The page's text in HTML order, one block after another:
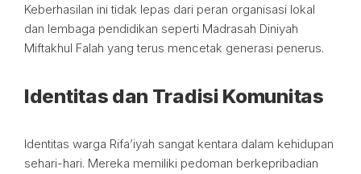
Keberhasilan ini tidak lepas dari peran organisasi lokal
dan lembaga pendidikan seperti Madrasah Diniyah
Miftakhul Falah yang terus mencetak generasi penerus.
Identitas dan Tradisi Komunitas
Identitas warga Rifa’iyah sangat kentara dalam kehidupan
sehari-hari. Mereka memiliki pedoman berkepribadian